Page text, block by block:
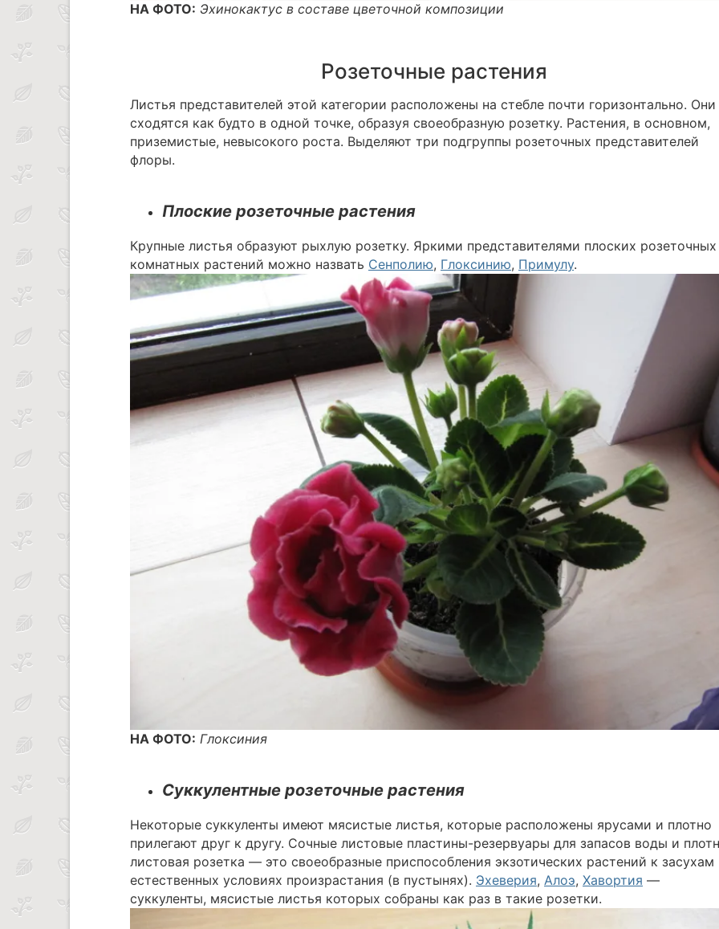
НА ФОТО: Эхинокактус в составе цветочной композиции
Розеточные растения
Листья представителей этой категории расположены на стебле почти горизонтально. Они
сходятся как будто в одной точке, образуя своеобразную розетку. Растения, в основном,
приземистые, невысокого роста. Выделяют три подгруппы розеточных представителей
флоры.
Плоские розеточные растения
Крупные листья образуют рыхлую розетку. Яркими представителями плоских розеточных
комнатных растений можно назвать Сенполию, Глоксинию, Примулу.
НА ФОТО: Глоксиния
Суккулентные розеточные растения
Некоторые суккуленты имеют мясистые листья, которые расположены ярусами и плотно
прилегают друг к другу. Сочные листовые пластины-резервуары для запасов воды и
листовая розетка — это своеобразные приспособления экзотических растений к засухам
естественных условиях произрастания (в пустынях). Эхеверия, Алоэ, Хавортия —
суккуленты, мясистые листья которых собраны как раз в такие розетки.